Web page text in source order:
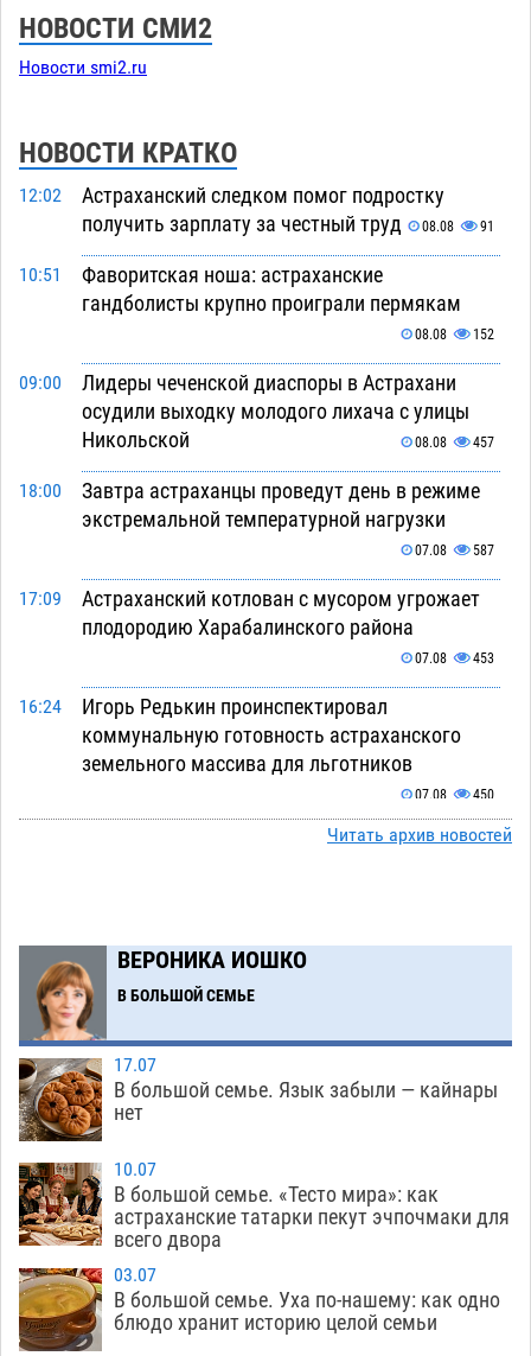
НОВОСТИ СМИ2
Новости smi2.ru
НОВОСТИ КРАТКО
12:02
Астраханский следком помог подростку
получить зарплату за честный труд
08.08 91
10:51
Фаворитская ноша: астраханские
гандболисты крупно проиграли пермякам
08.08 152
09:00
Лидеры чеченской диаспоры в Астрахани
осудили выходку молодого лихача с улицы
Никольской
08.08 457
18:00
Завтра астраханцы проведут день в режиме
экстремальной температурной нагрузки
07.08 587
17:09
Астраханский котлован с мусором угрожает
плодородию Харабалинского района
07.08 453
16:24
Игорь Редькин проинспектировал
коммунальную готовность астраханского
земельного массива для льготников
07.08 450
Тяга к сверхскоростям обошлась
14:44
Астраханские кутилы сменили барные стойки
на полицейские дежурки
14:09
С 11 августа астраханские водоемы
обеспечат притоком в семь тысяч кубов
07.08 1164
13:29
Астраханский аэропорт попробует отбиться
от ворон в апелляционном суде
12:53
Астраханские археологи откопали древнюю
помойку
11:58
В Астрахани подросток угнал мотоцикл и
похитил чужие мобильник с банковскими
Читать архив новостей
ВЕРОНИКА ИОШКО
В БОЛЬШОЙ СЕМЬЕ
17.07
В большой семье. Язык забыли — кайнары
нет
10.07
В большой семье. «Тесто мира»: как
астраханские татарки пекут эчпочмаки для
всего двора
03.07
В большой семье. Уха по-нашему: как одно
блюдо хранит историю целой семьи